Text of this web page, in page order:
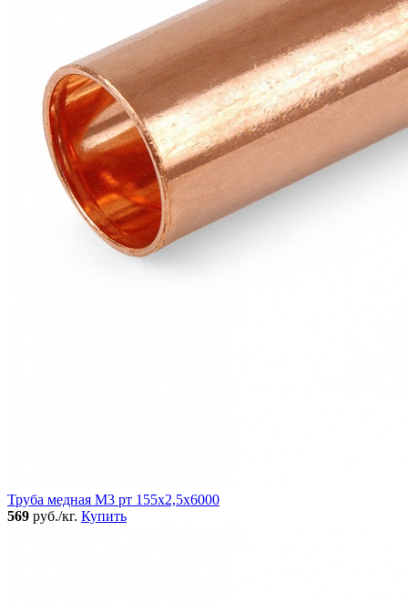
Труба медная М3 рт 155х2,5х6000
569 руб./кг. Купить